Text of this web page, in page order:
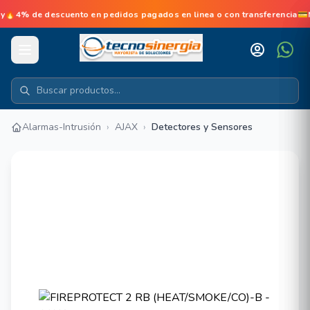
de descuento en pedidos pagados en linea o con
Alarmas-Intrusión › AJAX › Detectores y Sensores